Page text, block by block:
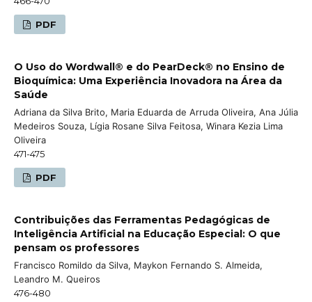
PDF
O Uso do Wordwall® e do PearDeck® no Ensino de
Bioquímica: Uma Experiência Inovadora na Área da
Saúde
Adriana da Silva Brito, Maria Eduarda de Arruda Oliveira, Ana Júlia
Medeiros Souza, Lígia Rosane Silva Feitosa, Winara Kezia Lima
Oliveira
471-475
PDF
Contribuições das Ferramentas Pedagógicas de
Inteligência Artificial na Educação Especial: O que
pensam os professores
Francisco Romildo da Silva, Maykon Fernando S. Almeida,
Leandro M. Queiros
476-480